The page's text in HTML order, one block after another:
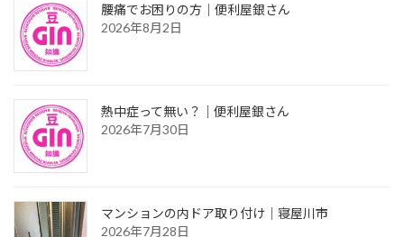
腰痛でお困りの方｜便利屋銀さん
2026年8月2日
熱中症って無い？｜便利屋銀さん
2026年7月30日
マンションの内ドア取り付け｜寝屋川市
2026年7月28日